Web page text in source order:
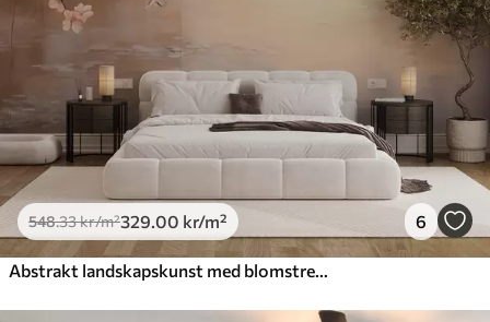
548.33kr/m²329 .00 kr/m² 6